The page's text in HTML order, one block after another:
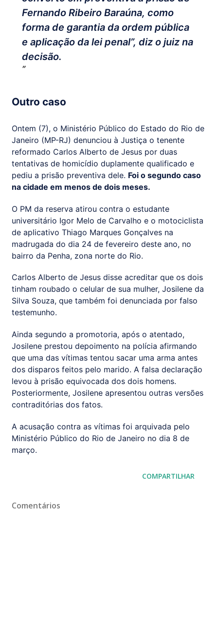
Fernando Ribeiro Baraúna, como
forma de garantia da ordem pública
e aplicação da lei penal”, diz o juiz na
decisão.
Outro caso
Ontem (7), o Ministério Público do Estado do Rio de
Janeiro (MP-RJ) denunciou à Justiça o tenente
reformado Carlos Alberto de Jesus por duas
tentativas de homicídio duplamente qualificado e
pediu a prisão preventiva dele. Foi o segundo caso
na cidade em menos de dois meses.
O PM da reserva atirou contra o estudante
universitário Igor Melo de Carvalho e o motociclista
de aplicativo Thiago Marques Gonçalves na
madrugada do dia 24 de fevereiro deste ano, no
bairro da Penha, zona norte do Rio.
Carlos Alberto de Jesus disse acreditar que os dois
tinham roubado o celular de sua mulher, Josilene da
Silva Souza, que também foi denunciada por falso
testemunho.
Ainda segundo a promotoria, após o atentado,
Josilene prestou depoimento na polícia afirmando
que uma das vítimas tentou sacar uma arma antes
dos disparos feitos pelo marido. A falsa declaração
levou à prisão equivocada dos dois homens.
Posteriormente, Josilene apresentou outras versões
contraditórias dos fatos.
A acusação contra as vítimas foi arquivada pelo
Ministério Público do Rio de Janeiro no dia 8 de
março.
COMPARTILHAR
Comentários